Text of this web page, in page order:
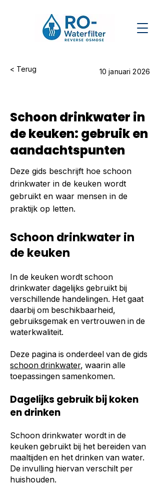
< Terug 10 januari 2026
Schoon drinkwater in
de keuken: gebruik en
aandachtspunten
Deze gids beschrijft hoe schoon
drinkwater in de keuken wordt
gebruikt en waar mensen in de
praktijk op letten.
Schoon drinkwater in
de keuken
In de keuken wordt schoon
drinkwater dagelijks gebruikt bij
verschillende handelingen. Het gaat
daarbij om beschikbaarheid,
gebruiksgemak en vertrouwen in de
waterkwaliteit.
Deze pagina is onderdeel van de gids
schoon drinkwater, waarin alle
toepassingen samenkomen.
Dagelijks gebruik bij koken
en drinken
Schoon drinkwater wordt in de
keuken gebruikt bij het bereiden van
maaltijden en het drinken van water.
De invulling hiervan verschilt per
huishouden.